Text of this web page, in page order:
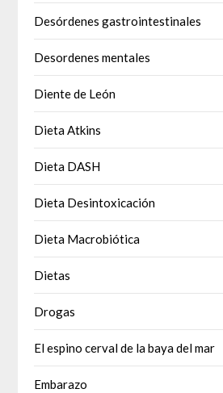
Desórdenes gastrointestinales
Desordenes mentales
Diente de León
Dieta Atkins
Dieta DASH
Dieta Desintoxicación
Dieta Macrobiótica
Dietas
Drogas
El espino cerval de la baya del mar
Embarazo